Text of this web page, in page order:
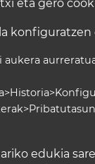
eta gero
konfiguratzen
edukia